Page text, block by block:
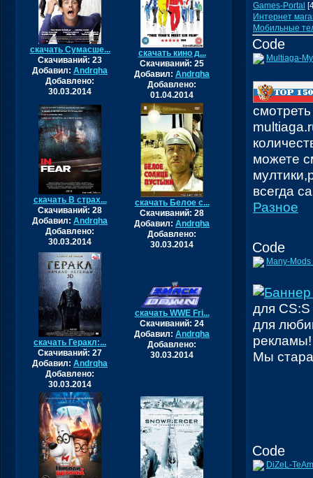
скачать Сумасше...
Скачиваний: 23
Добавил: Andrqha
Добавлено:
30.03.2014
скачать кино д...
Скачиваний: 25
Добавил: Andrqha
Добавлено:
01.04.2014
скачать В страх...
Скачиваний: 28
Добавил: Andrqha
Добавлено:
30.03.2014
скачать Белое с...
Скачиваний: 28
Добавил: Andrqha
Добавлено:
30.03.2014
скачать Геракл:...
Скачиваний: 27
Добавил: Andrqha
Добавлено:
30.03.2014
скачать WWE Fri...
Скачиваний: 24
Добавил: Andrqha
Добавлено:
30.03.2014
Games-Portal
Интернет
Мобильные
Code
Multiaga-
можете
всегда
Разное
Code
Many-
для
для
рекламы!
Мы
Code
DiZeL-